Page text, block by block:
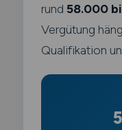
rund 58.000
Vergütung
Qualifikation